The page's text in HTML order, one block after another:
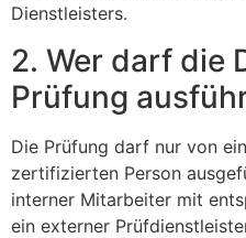
Dienstleisters.
2. Wer darf die
Prüfung
Die Prüfung darf nur von
zertifizierten Person
interner Mitarbeiter mit
ein externer